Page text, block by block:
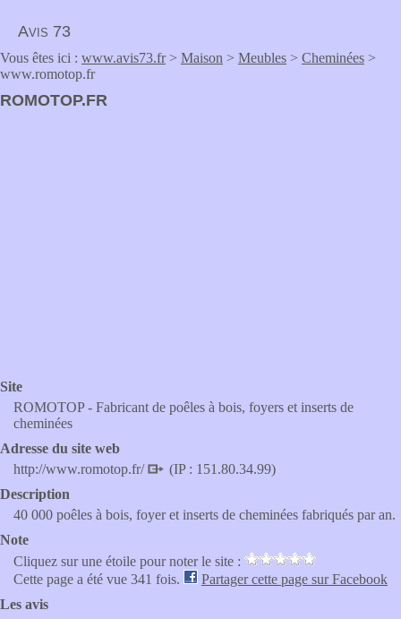
Avis 73
Vous êtes ici : www.avis73.fr> Maison > Meubles > Cheminées >
www.romotop.fr
ROMOTOP.FR
Site
ROMOTOP - Fabricant de poêles à bois, foyers et inserts de
cheminées
Adresse du site web
http://www.romotop.fr/
(IP : 151.80.34.99)
Description
40 000 poêles à bois, foyer et inserts de cheminées fabriqués par an.
Note
Cliquez sur une étoile pour noter le site :
Cette page a été vue 341 fois.
Partager cette page sur Facebook
Les avis